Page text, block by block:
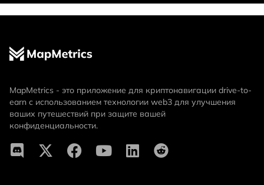
MapMetrics - это приложение для криптонавигации drive-to-
earn с использованием технологии web3 для улучшения
ваших путешествий при защите вашей
конфиденциальности.